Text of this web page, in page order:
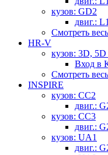
кузов: GD2
двиг.:
Смотреть
HR-V
кузов: 3D, 5D
Вход в
Смотреть
INSPIRE
кузов: CC2
двиг.:
кузов: CC3
двиг.:
кузов: UA1
двиг.: